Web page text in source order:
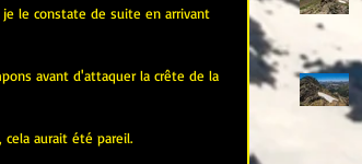
le constate de suite en arrivant
avant d'attaquer la crête de la
aurait été pareil.